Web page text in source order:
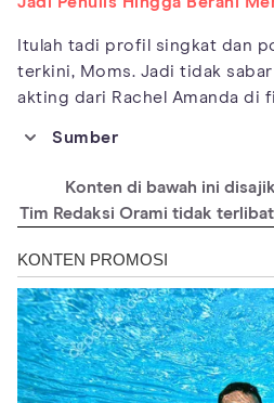
Itulah tadi profil singkat dan
terkini, Moms. Jadi tidak
akting dari Rachel Amanda di
Sumber
https://en.wikipedia.org/wiki/
Konten di bawah ini
Tim Redaksi Orami tidak